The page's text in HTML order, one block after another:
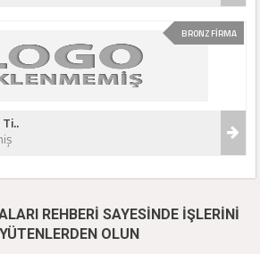
BRONZ FİRMA
REHBERİ SAYESİNDE İŞLERİNİ
OLUN